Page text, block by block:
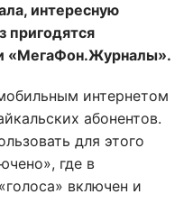
интересную
пригодятся
«МегаФон.Журналы».
интернетом
абонентов.
для этого
где в
включен и